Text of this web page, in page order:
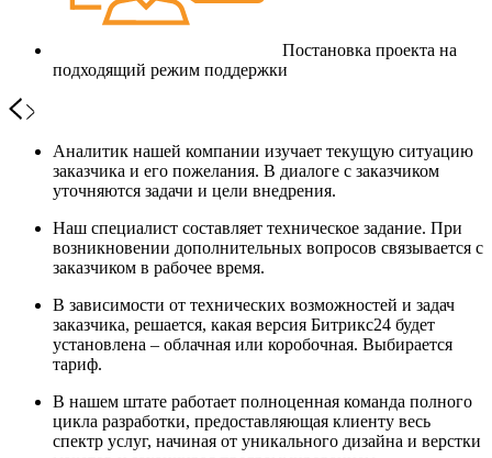
Постановка проекта на
подходящий режим поддержки
Аналитик нашей компании изучает текущую ситуацию
заказчика и его пожелания. В диалоге с заказчиком
уточняются задачи и цели внедрения.
Наш специалист составляет техническое задание. При
возникновении дополнительных вопросов связывается с
заказчиком в рабочее время.
В зависимости от технических возможностей и задач
заказчика, решается, какая версия Битрикс24 будет
установлена – облачная или коробочная. Выбирается
тариф.
В нашем штате работает полноценная команда полного
цикла разработки, предоставляющая клиенту весь
спектр услуг, начиная от уникального дизайна и верстки